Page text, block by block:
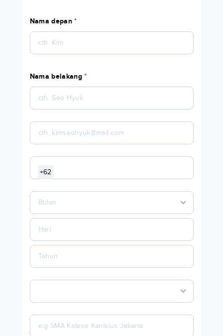
Nama depan *
Nama belakang *
+62
Bulan